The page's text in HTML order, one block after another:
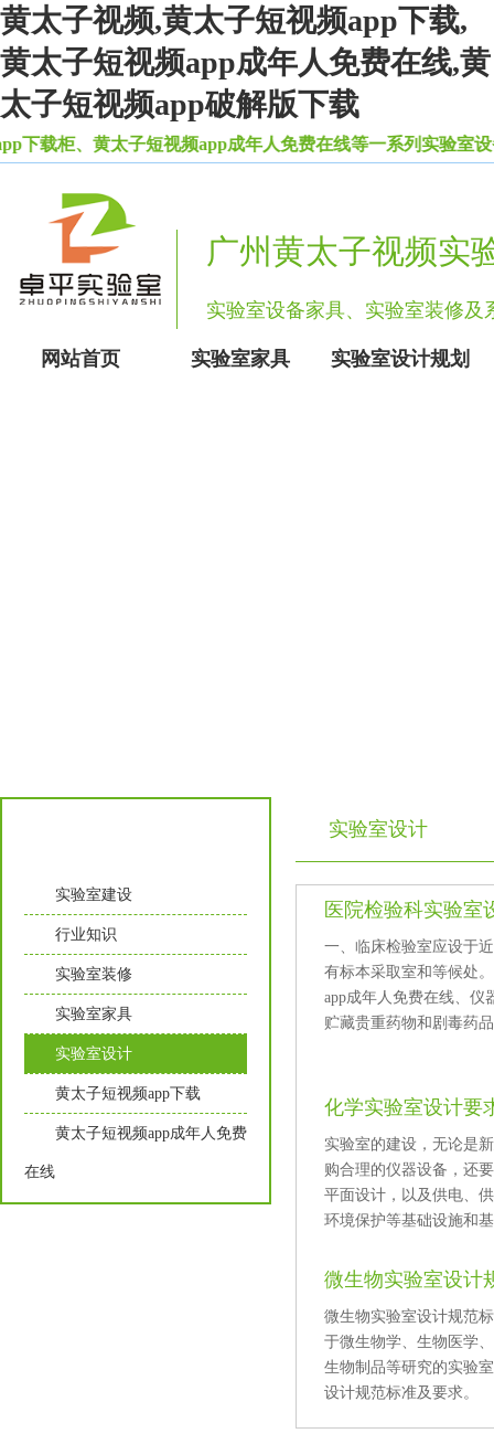
黄太子视频,黄太子短视频app下载,
黄太子短视频app成年人免费在线,黄
太子短视频app破解版下载
柜、黄太子短视频app成年人免费在线等一系列实验室设备
广州黄太子视频实
实验室设备家具、实验室装修
网站首页 实验室家具 实验室设计规划
实验室建设
行业知识
实验室装修
实验室家具
实验室设计
黄太子短视频app下载
黄太子短视频app成年人免费
在线
实验室设计
医院检验科实验室
一、临床检验室应设于
有标本采取室和等候处
app成年人免费在线、
贮藏贵重药物和剧毒药品的
化学实验室设计要
实验室的建设，无论是新
购合理的仪器设备，
平面设计，以及供电、
环境保护等基础设施和
微生物实验室设计
微生物实验室设计规范标
于微生物学、生物医学
生物制品等研究的实验室
设计规范标准及要求。